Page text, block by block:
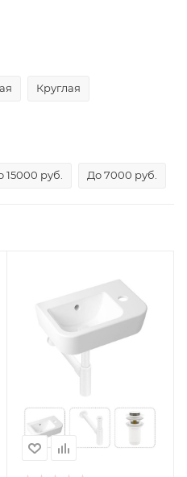
Круглая
15000 руб. До 7000 руб.